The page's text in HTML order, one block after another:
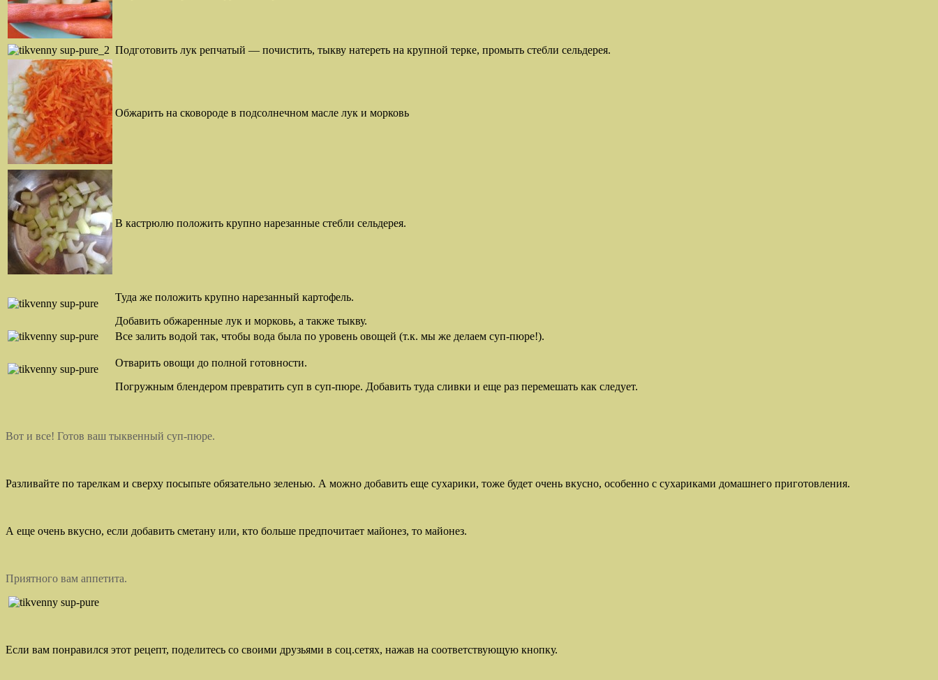
Подготовить лук репчатый — почистить, тыкву натереть на крупной терке, промыть стебли сельдерея.
Обжарить на сковороде в подсолнечном масле лук и морковь
В кастрюлю положить крупно нарезанные стебли сельдерея.
Туда же положить крупно нарезанный картофель.
Добавить обжаренные лук и морковь, а также тыкву.
Все залить водой так, чтобы вода была по уровень овощей (т.к. мы же делаем суп-пюре!).
Отварить овощи до полной готовности.
Погружным блендером превратить суп в суп-пюре. Добавить туда сливки и еще раз перемешать как следует.
Вот и все! Готов ваш тыквенный суп-пюре.
Разливайте по тарелкам и сверху посыпьте обязательно зеленью. А можно добавить еще сухарики, тоже будет очень вкусно, особенно с сухариками домашнего приготовления.
А еще очень вкусно, если добавить сметану или, кто больше предпочитает майонез, то майонез.
Приятного вам аппетита.
Если вам понравился этот рецепт, поделитесь со своими друзьями в соц.сетях, нажав на соответствующую кнопку.